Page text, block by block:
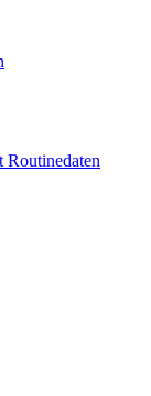
Routinedaten